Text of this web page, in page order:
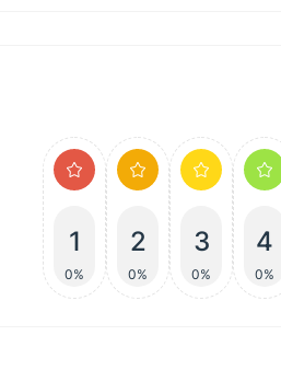
1
0%
2
0%
3
0%
4
0%